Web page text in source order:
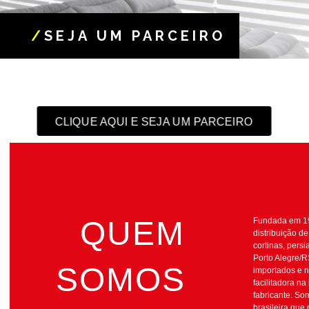
/ SEJA UM PARCEIRO
CLIQUE AQUI E SEJA UM PARCEIRO
QUEM
SOMOS
Fundada em
distribuição
cortinas,
Porto Alegre/
importados e
facilitadora na
fabricante.